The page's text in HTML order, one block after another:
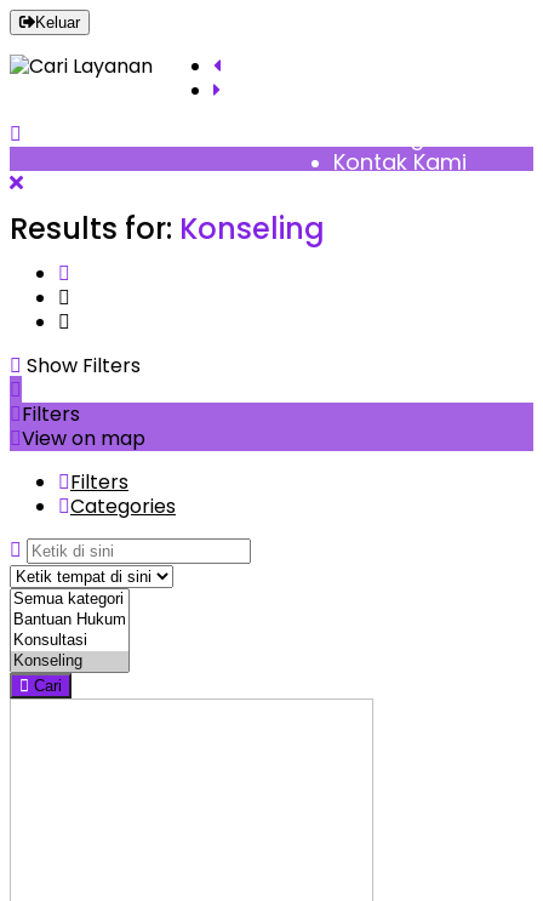
Keluar
Kontak Kami
Results for: Konseling
Show Filters
Filters
View on map
Filters
Categories
Cari